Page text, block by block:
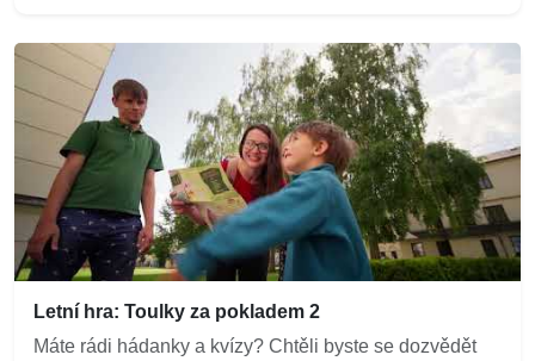
Letní hra: Toulky za pokladem 2
Máte rádi hádanky a kvízy? Chtěli byste se dozvědět